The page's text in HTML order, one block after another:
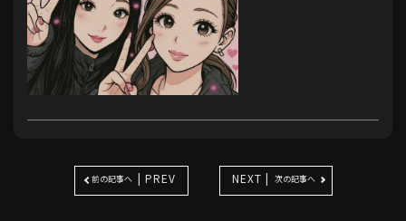
前の記事へ | PREV NEXT | 次の記事へ